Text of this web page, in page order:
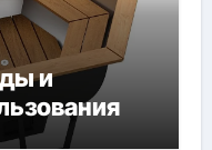
и